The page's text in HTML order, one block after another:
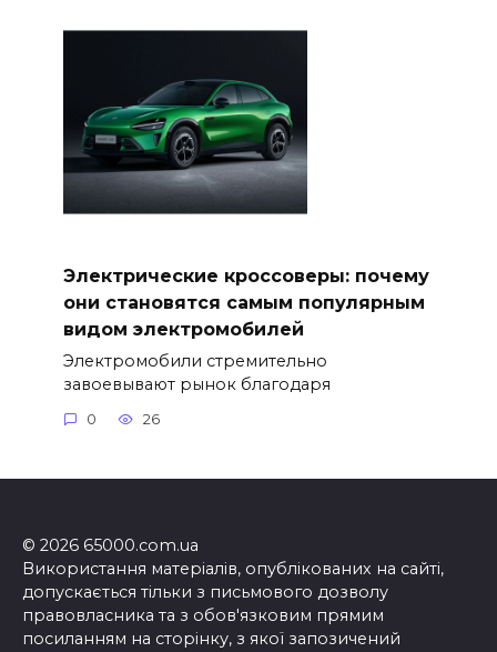
Электрические кроссоверы: почему
они становятся самым популярным
видом электромобилей
Электромобили стремительно
завоевывают рынок благодаря
0 26
© 2026 65000.com.ua
Використання матеріалів, опублікованих на сайті,
допускається тільки з письмового дозволу
правовласника та з обов'язковим прямим
посиланням на сторінку, з якої запозичений